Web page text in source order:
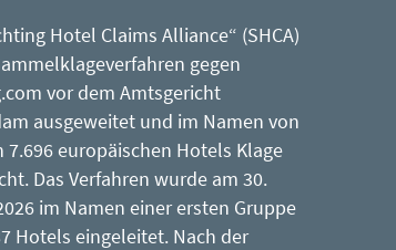
Hotel Claims Alliance“ (SHCA)
gegen
vor dem Amtsgericht
ausgeweitet und im Namen von
7.696 europäischen Hotels Klage
Das Verfahren wurde am 30.
im Namen einer ersten Gruppe
Hotels eingeleitet. Nach der